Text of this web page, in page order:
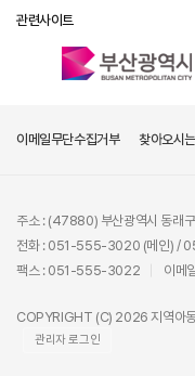
관련사이트
이메일무단수집거부 찾아오시
주소 : (47880) 부산광역시 동래
전화 : 051-555-3020 (메인) /
팩스 : 051-555-3022
이메
COPYRIGHT (C) 2026 지역아
관리자 로그인